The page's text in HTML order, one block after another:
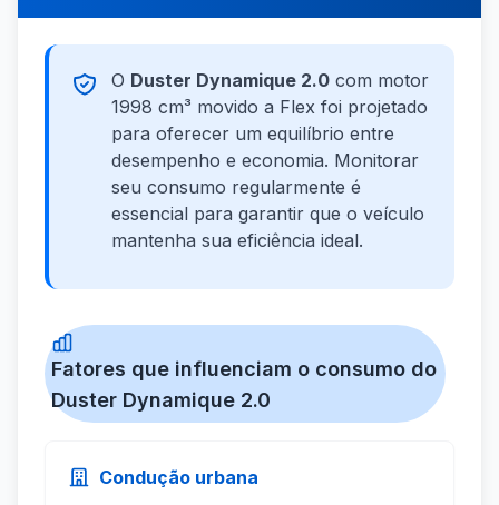
O Duster Dynamique 2.0 com motor
1998 cm³ movido a Flex foi projetado
para oferecer um equilíbrio entre
desempenho e economia. Monitorar
seu consumo regularmente é
essencial para garantir que o veículo
mantenha sua eficiência ideal.
Fatores que influenciam o consumo do
Duster Dynamique 2.0
Condução urbana